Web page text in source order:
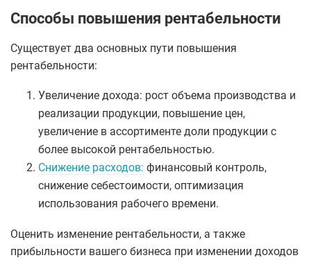
Способы повышения рентабельности
Существует два основных пути повышения
рентабельности:
Увеличение дохода: рост объема производства и
реализации продукции, повышение цен,
увеличение в ассортименте доли продукции с
более высокой рентабельностью.
Снижение расходов: финансовый контроль,
снижение себестоимости, оптимизация
использования рабочего времени.
Оценить изменение рентабельности, а также
прибыльности вашего бизнеса при изменении доходов